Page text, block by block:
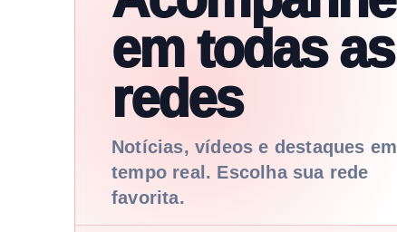
em todas as
redes
Notícias, vídeos e destaques em
tempo real. Escolha sua rede
favorita.